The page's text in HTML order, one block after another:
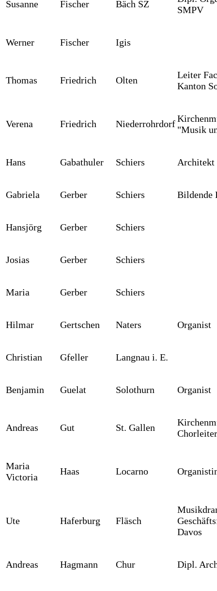
Susanne Fischer Bäch SZ
SMPV
Werner Fischer Igis
Thomas Friedrich Olten
Leiter
Kanton
Verena Friedrich Niederrohrdorf
"Musik
Hans Gabathuler Schiers Architekt
Gabriela Gerber Schiers Bildende
Hansjörg Gerber Schiers
Josias Gerber Schiers
Maria Gerber Schiers
Hilmar Gertschen Naters Organist
Christian Gfeller Langnau i. E.
Benjamin Guelat Solothurn Organist
Andreas Gut St. Gallen
Maria
Victoria
Haas Locarno
Ute Haferburg Fläsch
Davos
Andreas Hagmann Chur Dipl.